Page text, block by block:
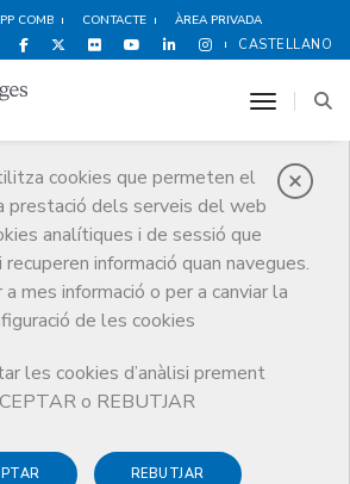
COMB CONTACTE ÀREA PRIVADA
CASTELLANO
cookies que permeten el
prestació dels serveis del web
analítiques i de sessió que
informació quan navegues.
a mes informació o per a canviar la
de les cookies
les cookies d’anàlisi prement
o REBUTJAR
REBUTJAR
toggle
un acord per informar els ciutadans sobre